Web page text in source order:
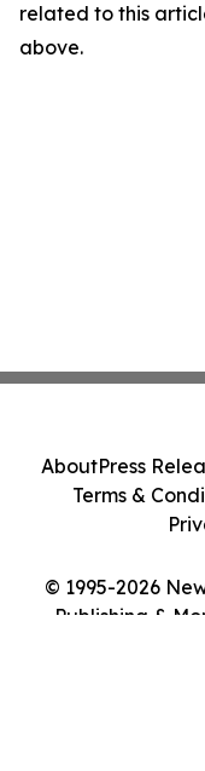
related to this
above.
© 1995-2026
Publishing &
AboutPress
Terms &